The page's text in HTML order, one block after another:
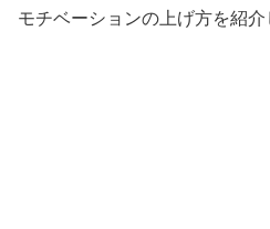
モチベーションの上げ方を紹介